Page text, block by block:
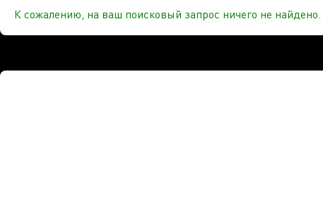
К сожалению, на ваш поисковый запрос ничего не найдено.